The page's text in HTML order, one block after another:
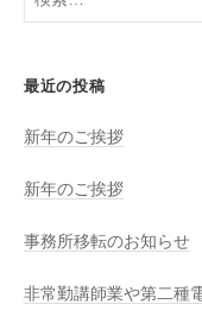
索:
最近の投稿
新年のご挨拶
新年のご挨拶
事務所移転のお知らせ
非常勤講師業や第二種